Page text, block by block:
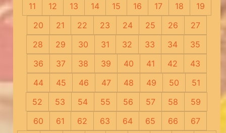
11
12 13 14 15 16 17 18
19
20
21 22 23 24 25 26
27
28
29 30 31 32 33 34
35
36
37 38 39 40 41 42
43
44
45 46 47 48 49 50
51
52
53 54 55 56 57 58
59
60
61 62 63 64 65 66
67